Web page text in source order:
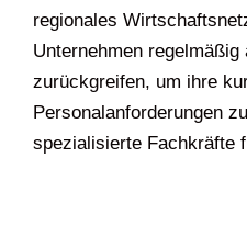
regionales
Unternehmen regelmäßig
zurückgreifen, um ihre
Personalanforderungen
spezialisierte Fachkräfte